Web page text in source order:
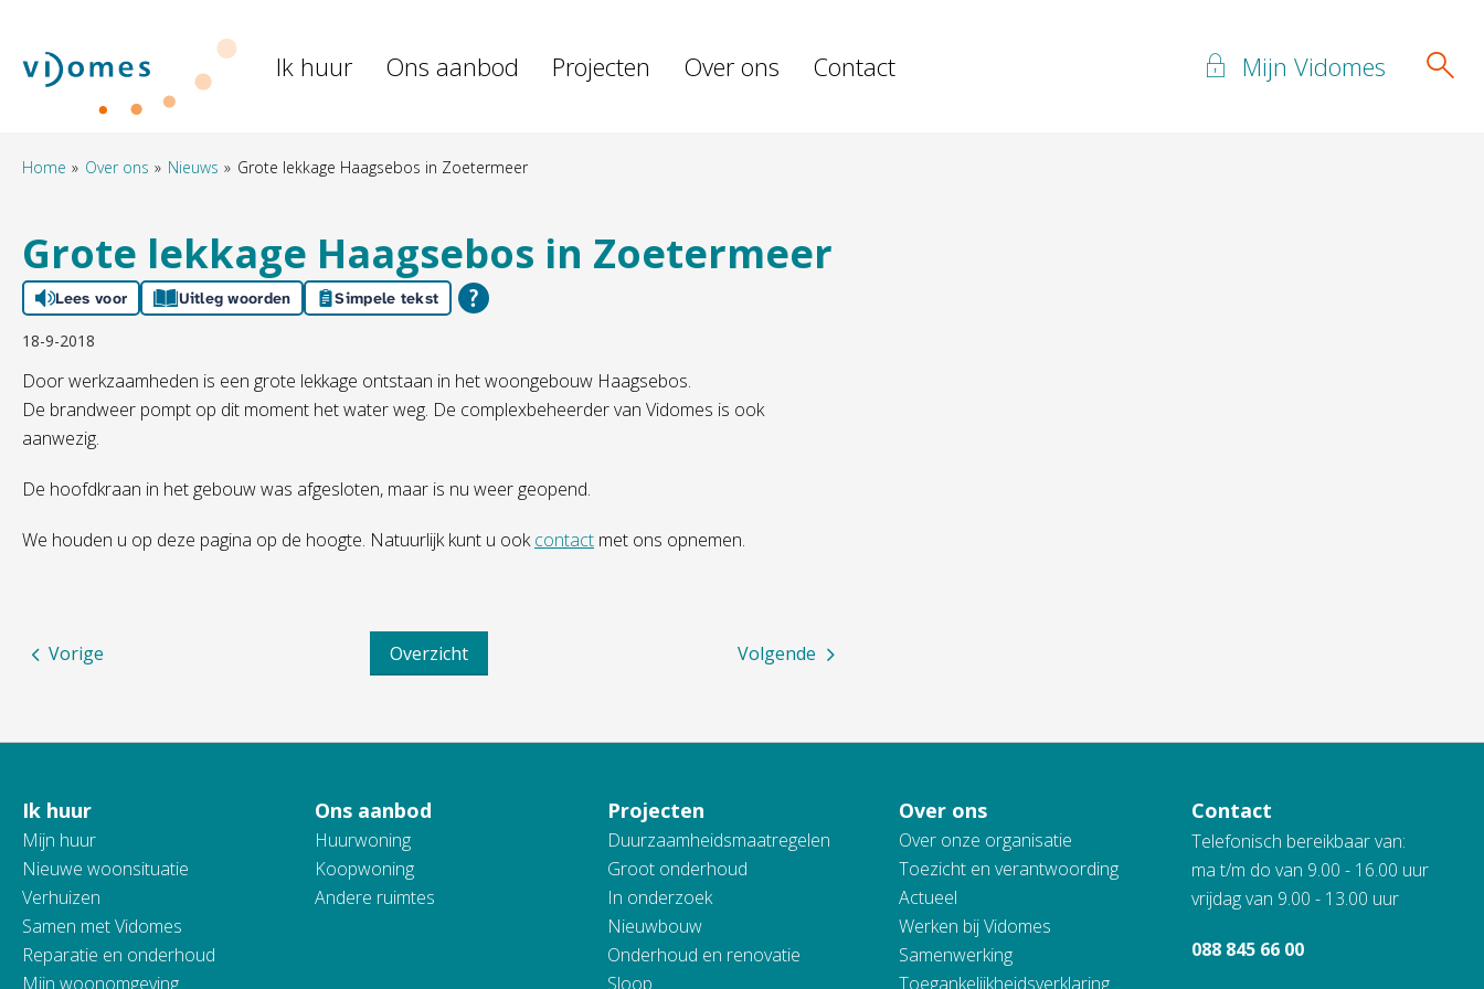
Naar hoofdinhoud
Naar hoofdnavigatiemenu
Naar zoeken
Naar de homepage Ik huur Ons aanbod Projecten Over ons Contact Mijn Vidomes
Home Over ons Nieuws Grote lekkage Haagsebos in Zoetermeer
Grote lekkage Haagsebos in Zoetermeer
Lees voor Uitleg woorden Simpele tekst
18-9-2018
Door werkzaamheden is een grote lekkage ontstaan in het woongebouw Haagsebos.
De brandweer pompt op dit moment het water weg. De complexbeheerder van Vidomes is ook
aanwezig.
De hoofdkraan in het gebouw was afgesloten, maar is nu weer geopend.
We houden u op deze pagina op de hoogte. Natuurlijk kunt u ookcontact met ons opnemen.
Volgende
Overzicht
Vorige
Contactinformatie
Ik huur
Mijn huur
Nieuwe woonsituatie
Verhuizen
Samen met Vidomes
Reparatie en onderhoud
Mijn woonomgeving
Ons aanbod
Huurwoning
Koopwoning
Andere ruimtes
Projecten
Duurzaamheidsmaatregelen
Groot onderhoud
In onderzoek
Nieuwbouw
Onderhoud en renovatie
Sloop
Over ons
Over onze organisatie
Toezicht en verantwoording
Actueel
Werken bij Vidomes
Samenwerking
Toegankelijkheidsverklaring
Contact
Telefonisch bereikbaar van:
ma t/m do van 9.00 - 16.00 uur
vrijdag van 9.00 - 13.00 uur
088 845 66 00